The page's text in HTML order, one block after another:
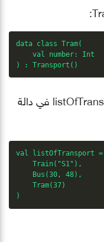
data class Tram(
    val number: Int
) : Transport()
وعند إضافة كائن منه في قائمة listOfTransport في دالة
val listOfTransport
Bus(30,
    Tram(37)
)